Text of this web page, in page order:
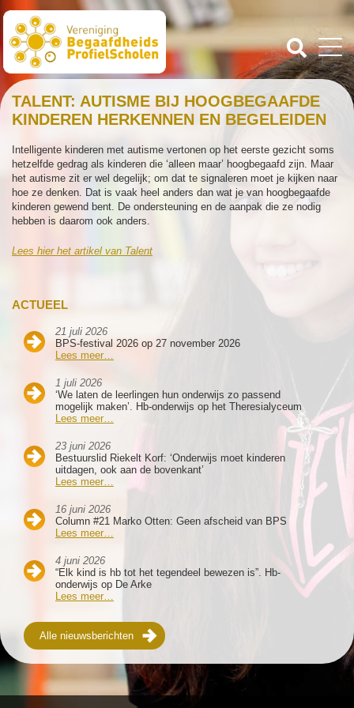
ACTUEEL
21 juli 2026
BPS-festival 2026 op 27 november 2026
Lees meer…
1 juli 2026
‘We laten de leerlingen hun onderwijs zo passend
mogelijk maken’. Hb-onderwijs op het Theresialyceum
Lees meer…
23 juni 2026
Bestuurslid Riekelt Korf: ‘Onderwijs moet kinderen
uitdagen, ook aan de bovenkant’
Lees meer…
16 juni 2026
Column #21 Marko Otten: Geen afscheid van BPS
Lees meer…
4 juni 2026
“Elk kind is hb tot het tegendeel bewezen is”. Hb-
onderwijs op De Arke
Lees meer…
Alle nieuwsberichten
TALENT: AUTISME BIJ HOOGBEGAAFDE
KINDEREN HERKENNEN EN BEGELEIDEN
Intelligente kinderen met autisme vertonen op het eerste gezicht soms
hetzelfde gedrag als kinderen die ‘alleen maar’ hoogbegaafd zijn. Maar
het autisme zit er wel degelijk; om dat te signaleren moet je kijken naar
hoe ze denken. Dat is vaak heel anders dan wat je van hoogbegaafde
kinderen gewend bent. De ondersteuning en de aanpak die ze nodig
hebben is daarom ook anders.
Lees hier het artikel van Talent